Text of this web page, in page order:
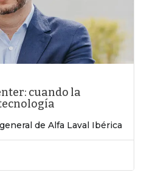
cuando la
de Alfa Laval Ibérica